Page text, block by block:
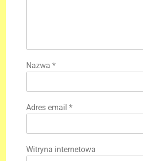
Nazwa *
Adres email *
Witryna internetowa